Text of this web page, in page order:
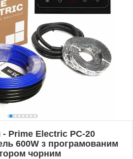
- Prime Electric PC-20
600W з програмованим
чорним